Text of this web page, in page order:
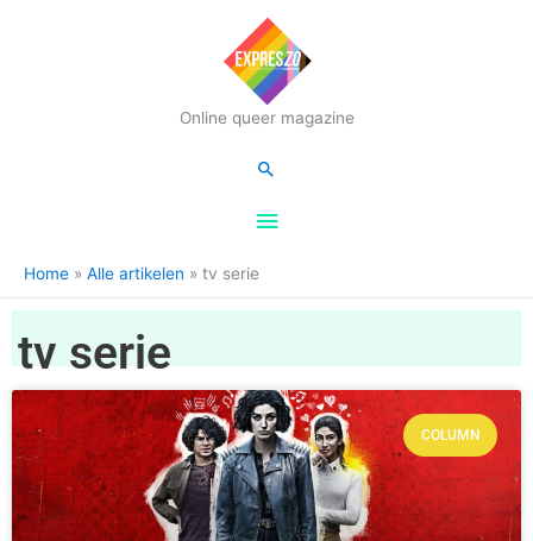
Online queer magazine
Hoofdmenu
Zoeken
Home Alle artikelen tv serie
tv serie
COLUMN